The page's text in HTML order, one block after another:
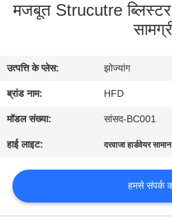
गुणवत्ता
नियंत्रण
संपर्क
करें
मजबूत Strucutre
उत्पत्ति के प्लेस: झोज्यांग
ब्रांड नाम: HFD
मॉडल संख्या: सांसद-BC001
हाई लाइट: दरवाजा हार्डवेयर सामान
हमसे संपर्क